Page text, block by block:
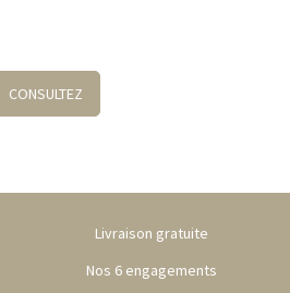
CONSULTEZ
Livraison gratuite
Nos 6 engagements